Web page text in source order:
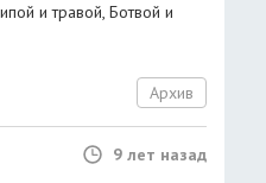
и травой, Ботвой и
Архив
9 лет назад